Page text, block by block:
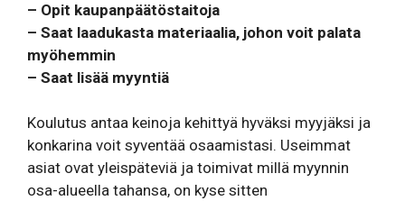
– Opit kaupanpäätöstaitoja
– Saat laadukasta materiaalia, johon voit palata
myöhemmin
– Saat lisää myyntiä
Koulutus antaa keinoja kehittyä hyväksi myyjäksi ja
konkarina voit syventää osaamistasi. Useimmat
asiat ovat yleispäteviä ja toimivat millä myynnin
osa-alueella tahansa, on kyse sitten